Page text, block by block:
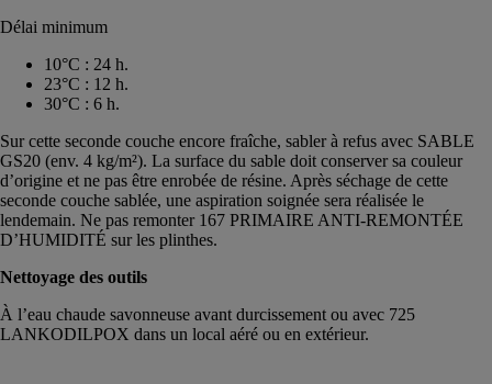
Délai minimum
10°C : 24 h.
23°C : 12 h.
30°C : 6 h.
Sur cette seconde couche encore fraîche, sabler à refus avec SABLE
GS20 (env. 4 kg/m²). La surface du sable doit conserver sa couleur
d’origine et ne pas être enrobée de résine. Après séchage de cette
seconde couche sablée, une aspiration soignée sera réalisée le
lendemain. Ne pas remonter 167 PRIMAIRE ANTI-REMONTÉE
D’HUMIDITÉ sur les plinthes.
Nettoyage des outils
À l’eau chaude savonneuse avant durcissement ou avec 725
LANKODILPOX dans un local aéré ou en extérieur.